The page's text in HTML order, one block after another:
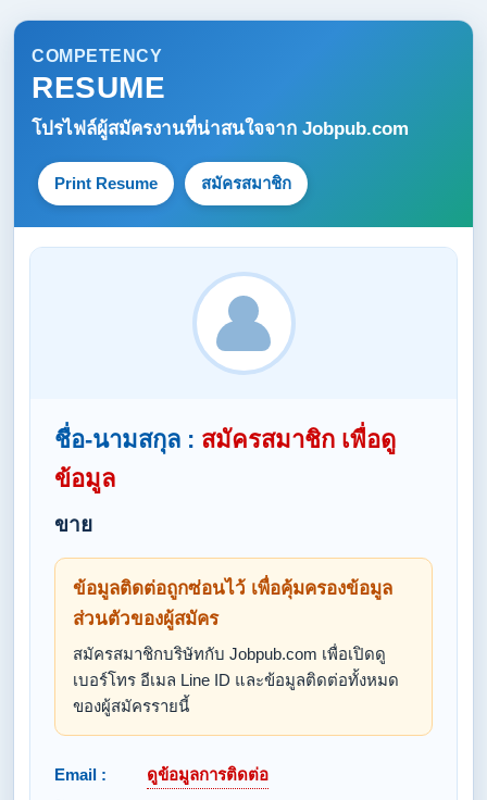
COMPETENCY
RESUME
โปรไฟล์ผู้สมัครงานที่น่าสนใจจาก Jobpub.com
Print Resume สมัครสมาชิก
ชื่อ-นามสกุล : สมัครสมาชิก เพื่อดู
ข้อมูล
ขาย
ข้อมูลติดต่อถูกซ่อนไว้ เพื่อคุ้มครองข้อมูล
ส่วนตัวของผู้สมัคร
สมัครสมาชิกบริษัทกับ Jobpub.com เพื่อเปิดดู
เบอร์โทร อีเมล Line ID และข้อมูลติดต่อทั้งหมด
ของผู้สมัครรายนี้
Email :
ดูข้อมูลการติดต่อ